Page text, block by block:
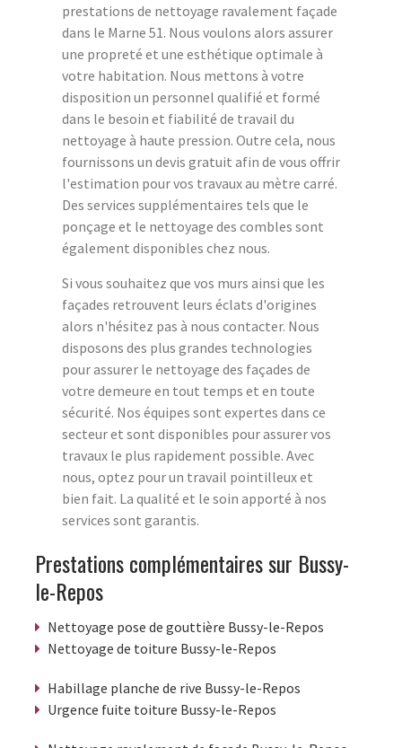
prestations de nettoyage ravalement façade
dans le Marne 51. Nous voulons alors assurer
une propreté et une esthétique optimale à
votre habitation. Nous mettons à votre
disposition un personnel qualifié et formé
dans le besoin et fiabilité de travail du
nettoyage à haute pression. Outre cela, nous
fournissons un devis gratuit afin de vous offrir
l'estimation pour vos travaux au mètre carré.
Des services supplémentaires tels que le
ponçage et le nettoyage des combles sont
également disponibles chez nous.
Si vous souhaitez que vos murs ainsi que les
façades retrouvent leurs éclats d'origines
alors n'hésitez pas à nous contacter. Nous
disposons des plus grandes technologies
pour assurer le nettoyage des façades de
votre demeure en tout temps et en toute
sécurité. Nos équipes sont expertes dans ce
secteur et sont disponibles pour assurer vos
travaux le plus rapidement possible. Avec
nous, optez pour un travail pointilleux et
bien fait. La qualité et le soin apporté à nos
services sont garantis.
Prestations complémentaires sur Bussy-
le-Repos
Nettoyage pose de gouttière Bussy-le-Repos
Nettoyage de toiture Bussy-le-Repos
Habillage planche de rive Bussy-le-Repos
Urgence fuite toiture Bussy-le-Repos